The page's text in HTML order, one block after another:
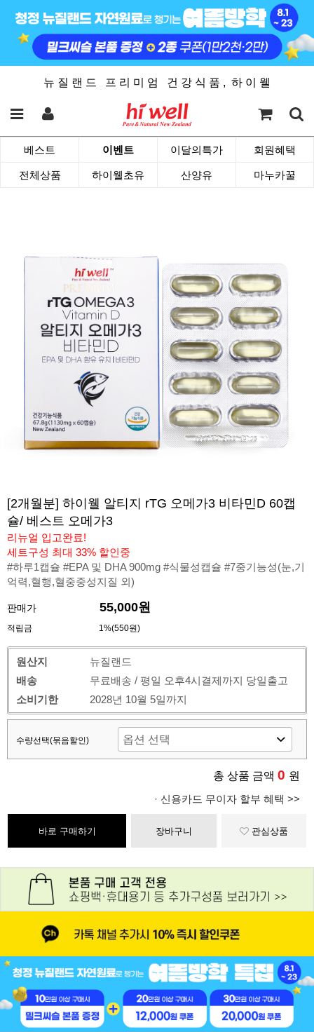
뉴 질 랜 드 프 리 미 엄 건 강 식 품 , 하 이 웰
베스트 이벤트 이달의특가 회원혜택
전체상품 하이웰초유 산양유 마누카꿀
[2개월분] 하이웰 알티지 rTG 오메가3 비타민D 60캡
슐/ 베스트 오메가3
리뉴얼 입고완료!
세트구성 최대 33% 할인중
#하루1캡슐 #EPA 및 DHA 900mg #식물성캡슐 #7중기능성(눈,기
억력,혈행,혈중중성지질 외)
판매가 55,000원
적립금 1%(550원)
원산지
뉴질랜드
배송
무료배송 / 평일 오후4시결제까지 당일출고
소비기한
2028년 10월 5일까지
수량선택(묶음할인)
총 상품 금액 0 원
· 신용카드 무이자 할부 혜택 >>
바로 구매하기 장바구니 관심상품